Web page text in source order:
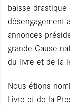
baisse
désengagement
annonces
grande Cause
du livre et de la
Nous étions
Livre et de la